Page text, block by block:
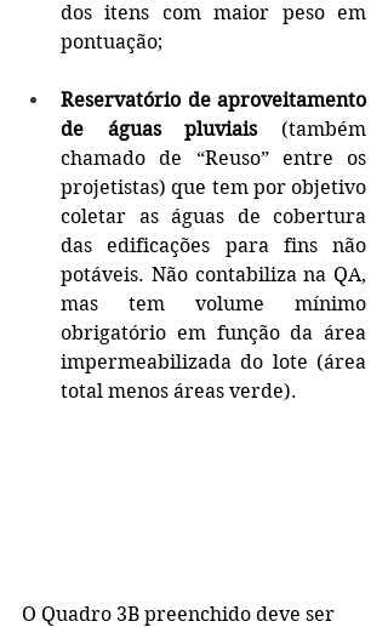
dos itens com maior peso em
pontuação;
Reservatório de aproveitamento
de águas pluviais (também
chamado de “Reuso” entre os
projetistas) que tem por objetivo
coletar as águas de cobertura
das edificações para fins não
potáveis. Não contabiliza na QA,
mas tem volume mínimo
obrigatório em função da área
impermeabilizada do lote (área
total menos áreas verde).
O Quadro 3B preenchido deve ser